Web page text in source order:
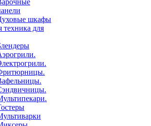
шкафы
техника для